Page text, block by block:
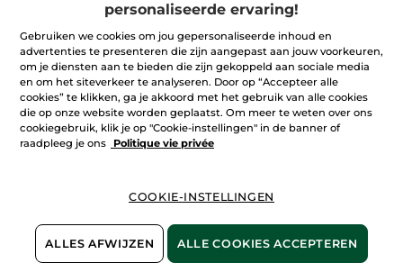
Ter vergelijking
met de
adviesprijs:
51,80 €
1+1 GRATIS*(4)
IN
WINKELMANDJE
19,90 €
Ter vergelijking
met de
adviesprijs:
39,80 €
1+1 GRATIS*(4)
IN
WINKELMANDJE
1+1 Hydra Water-Plump
Getinte Hydraterende
personaliseerde ervaring!
Gebruiken we cookies om jou gepersonaliseerde inhoud en
advertenties te presenteren die zijn aangepast aan jouw voorkeuren,
om je diensten aan te bieden die zijn gekoppeld aan sociale media
en om het siteverkeer te analyseren. Door op “Accepteer alle
cookies” te klikken, ga je akkoord met het gebruik van alle cookies
die op onze website worden geplaatst. Om meer te weten over ons
cookiegebruik, klik je op "Cookie-instellingen" in de banner of
raadpleeg je ons
Politique vie privée
COOKIE-INSTELLINGEN
ALLES AFWIJZEN ALLE COOKIES ACCEPTEREN